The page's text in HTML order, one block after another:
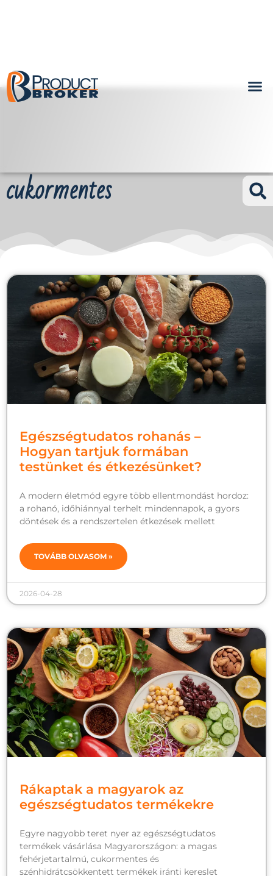
cukormentes
Egészségtudatos rohanás –
Hogyan tartjuk formában
testünket és étkezésünket?
A modern életmód egyre több ellentmondást hordoz:
a rohanó, időhiánnyal terhelt mindennapok, a gyors
döntések és a rendszertelen étkezések mellett
TOVÁBB OLVASOM »
2026-04-28
Rákaptak a magyarok az
egészségtudatos termékekre
Egyre nagyobb teret nyer az egészségtudatos
termékek vásárlása Magyarországon: a magas
fehérjetartalmú, cukormentes és
szénhidrátcsökkentett termékek iránti kereslet